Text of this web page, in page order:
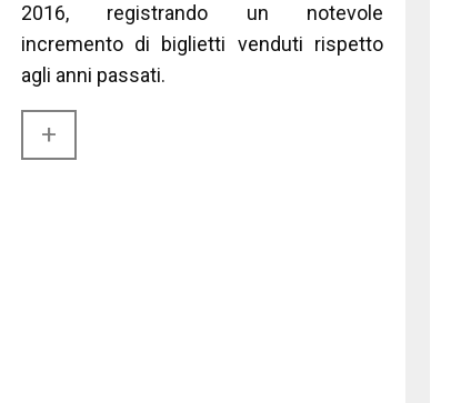
2016, registrando un notevole
incremento di biglietti venduti rispetto
agli anni passati.
+​